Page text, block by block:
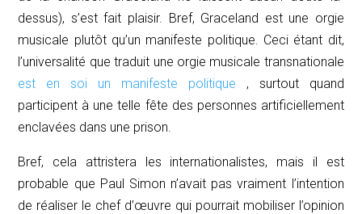
dessus), s’est fait plaisir. Bref, Graceland est une orgie
musicale plutôt qu’un manifeste politique. Ceci étant dit,
l’universalité que traduit une orgie musicale transnationale
est en soi un manifeste politique , surtout quand
participent à une telle fête des personnes artificiellement
enclavées dans une prison.
Bref, cela attristera les internationalistes, mais il est
probable que Paul Simon n’avait pas vraiment l’intention
de réaliser le chef d’œuvre qui pourrait mobiliser l’opinion